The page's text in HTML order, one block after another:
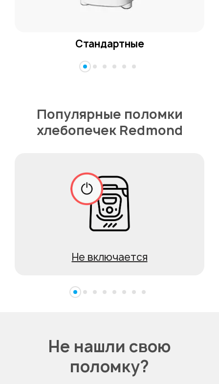
Стандартные
Популярные поломки
хлебопечек Redmond
Не включается
Не нашли свою
поломку?